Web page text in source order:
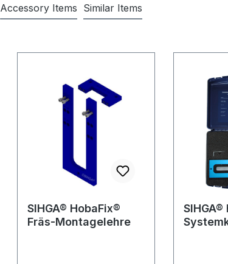
Accessory Items Similar Items
SIHGA® HobaFix®
Fräs-Montagelehre
SIHGA®